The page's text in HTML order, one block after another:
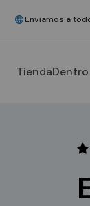
Enviamos a
TiendaDentro